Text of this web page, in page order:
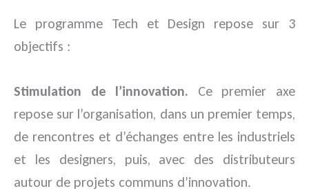
Le programme Tech et Design repose sur 3
objectifs :
Stimulation de l’innovation. Ce premier axe
repose sur l’organisation, dans un premier temps,
de rencontres et d’échanges entre les industriels
et les designers, puis, avec des distributeurs
autour de projets communs d’innovation.